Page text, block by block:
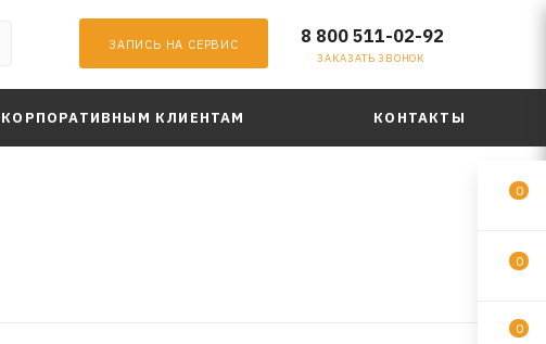
ЗАПИСЬ НА СЕРВИС 8 800 511-02-92
ЗАКАЗАТЬ ЗВОНОК
КОРПОРАТИВНЫМ КЛИЕНТАМ КОНТАКТЫ
0
0
0